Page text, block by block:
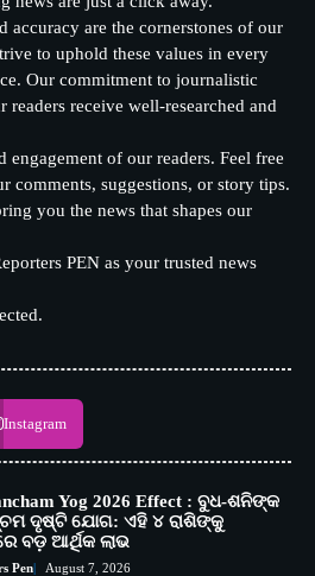
accuracy are the cornerstones of our
to uphold these values in every
Our commitment to journalistic
readers receive well-researched and
engagement of our readers. Feel free
comments, suggestions, or story tips.
you the news that shapes our
PEN as your trusted news
Instagram
Yog 2026 Effect : ବୁଧ-ଶନିଙ୍କ
ଦୃଷ୍ଟି ଯୋଗ: ଏହି ୪ ରାଶିଙ୍କୁ
ବଡ଼ ଆର୍ଥିକ ଲାଭ
Pen August 7, 2026